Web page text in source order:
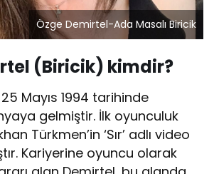
Özge Demirtel-Ada Masalı Biricik
(Biricik) kimdir?
Mayıs 1994 tarihinde
gelmiştir. İlk oyunculuk
Türkmen’in ‘Sır’ adlı video
Kariyerine oyuncu olarak